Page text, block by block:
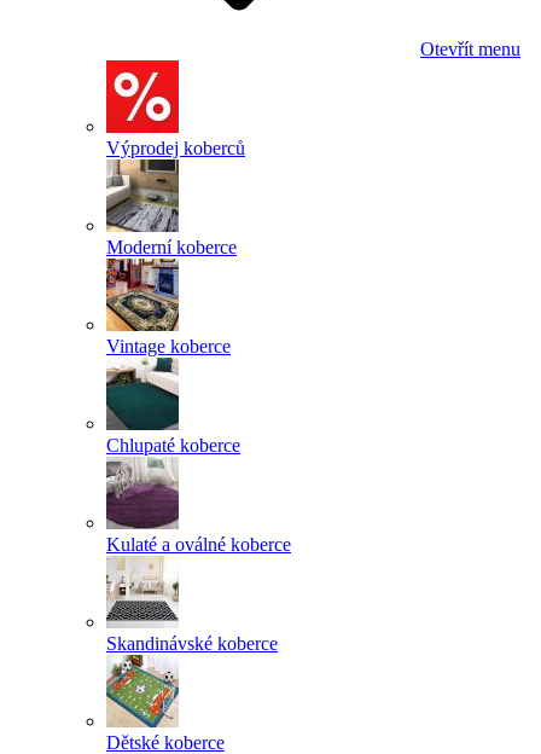
Otevřít menu
Výprodej koberců
Moderní koberce
Vintage koberce
Chlupaté koberce
Kulaté a oválné koberce
Skandinávské koberce
Dětské koberce